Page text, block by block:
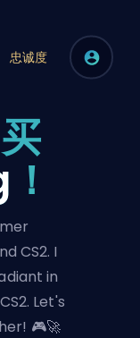
忠诚度
！
CS2. I
in
Let's
🎮🚀